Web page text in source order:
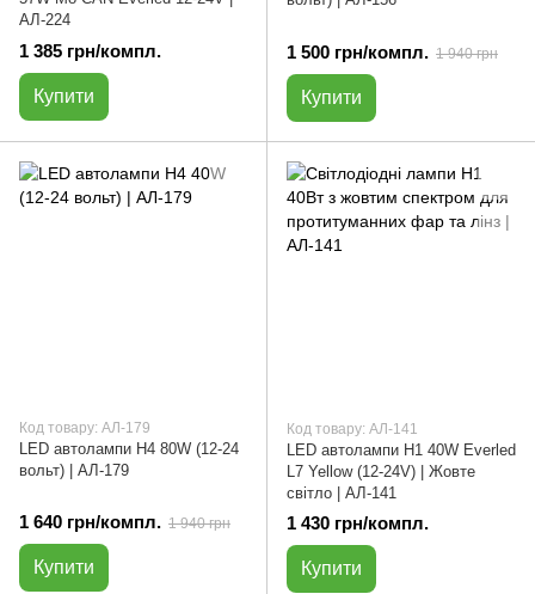
АЛ-224
1 385 грн/компл.
Купити
1 500 грн/компл. 1 940 грн
Купити
Код товару: АЛ-179
LED автолампи H4 80W (12-24
вольт) | АЛ-179
1 640 грн/компл. 1 940 грн
Купити
Код товару: АЛ-141
LED автолампи H1 40W Everled
L7 Yellow (12-24V) | Жовте
світло | АЛ-141
1 430 грн/компл.
Купити